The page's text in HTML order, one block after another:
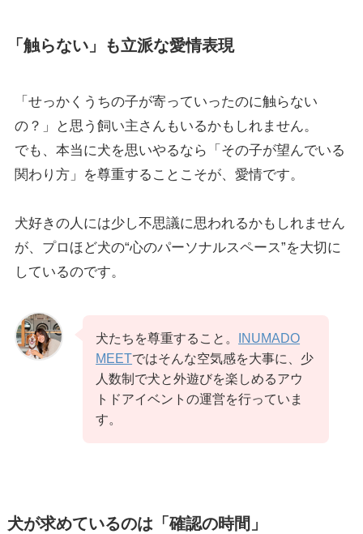
「触らない」も立派な愛情表現
「せっかくうちの子が寄っていったのに触らない
の？」と思う飼い主さんもいるかもしれません。
でも、本当に犬を思いやるなら「その子が望んでいる
関わり方」を尊重することこそが、愛情です。
犬好きの人には少し不思議に思われるかもしれません
が、プロほど犬の“心のパーソナルスペース”を大切に
しているのです。
犬たちを尊重すること。
INUMADO
MEETではそんな空気感を大事に、少
人数制で犬と外遊びを楽しめるアウ
トドアイベントの運営を行っていま
す。
犬が求めているのは「確認の時間」